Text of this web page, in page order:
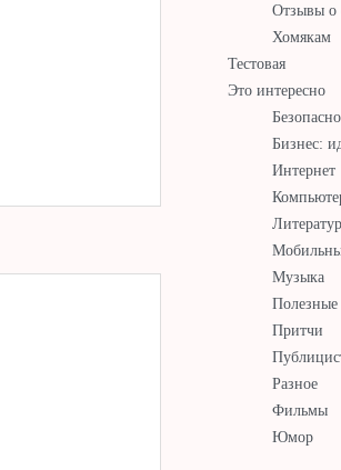
Отзывы о
Хомякам
Тестовая
Это интересно
Бизнес:
Интернет
Музыка
Полезные
Притчи
Разное
Фильмы
Юмор